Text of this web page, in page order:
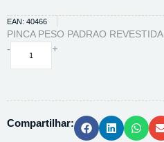
EAN: 40466
PINCA PESO PADRAO REVESTIDA
-
PINCA
+
Compartilhar: